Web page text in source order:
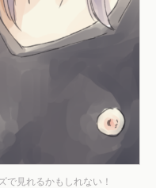
で見れるかもしれない！